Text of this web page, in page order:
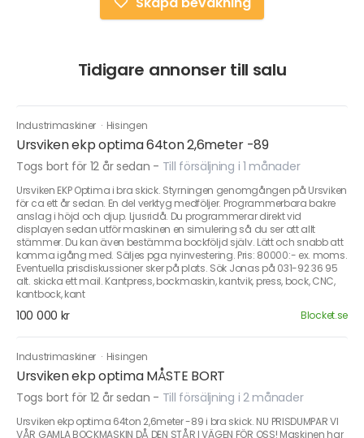
Tidigare annonser till salu
Industrimaskiner · Hisingen
Ursviken ekp optima 64ton 2,6meter -89
Togs bort för 12 år sedan - Till försäljning i 1 månader
Ursviken EKP Optima i bra skick. Styrningen genomgången på Ursviken
för ca ett år sedan. En del verktyg medföljer. Programmerbara bakre
anslag i höjd och djup. Ljusridå. Du programmerar direkt vid
displayen sedan utför maskinen en simulering så du ser att allt
stämmer. Du kan även bestämma bockföljd själv. Lätt och snabb att
komma igång med. Säljes pga nyinvestering. Pris: 80000:- ex. moms.
Eventuella prisdiskussioner sker på plats. Sök Jonas på 031-92 36 95
alt. skicka ett mail. Kantpress, bockmaskin, kantvik, press, bock, CNC,
kantbock, kant
100 000 kr Blocket.se
Industrimaskiner · Hisingen
Ursviken ekp optima MÅSTE BORT
Togs bort för 12 år sedan - Till försäljning i 2 månader
Ursviken ekp optima 64ton 2,6meter -89 i bra skick. NU PRISDUMPAR VI
VÅR GAMLA BOCKMASKIN DÅ DEN STÅR I VÄGEN FÖR OSS! Maskinen har